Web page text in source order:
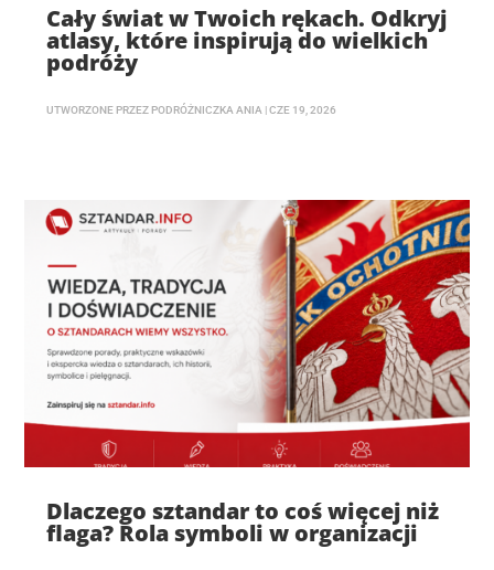
Cały świat w Twoich rękach. Odkryj
atlasy, które inspirują do wielkich
podróży
UTWORZONE PRZEZ PODRÓŻNICZKA ANIA |CZE 19, 2026
Dlaczego sztandar to coś więcej niż
flaga? Rola symboli w organizacji